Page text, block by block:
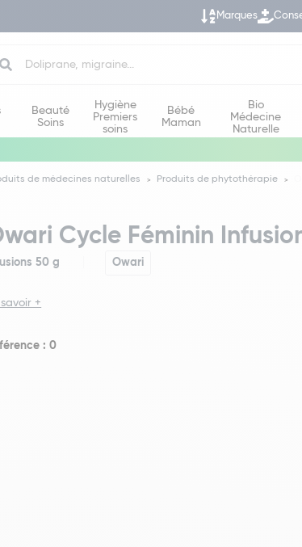
Marques
Beauté
Soins
Hygiène
Premiers
soins
Bébé
Maman
Bio
Médecine
Naturelle
de médecines naturelles Produits de phytothérapie
Cycle Féminin
50 g Owari
savoir +
: 0